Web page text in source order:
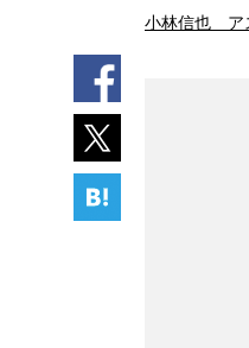
小林信也 ア